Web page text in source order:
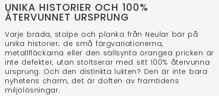
UNIKA HISTORIER OCH 100%
ÅTERVUNNET URSPRUNG
Varje bräda, stolpe och planka från Neular bär på
unika historier; de små färgvariationerna,
metallfläckarna eller den sällsynta orangea pricken är
inte defekter, utan stoltserar med sitt 100% återvunna
ursprung. Och den distinkta lukten? Den är inte bara
nyhetens charm, det är doften av framtidens
miljölösningar.